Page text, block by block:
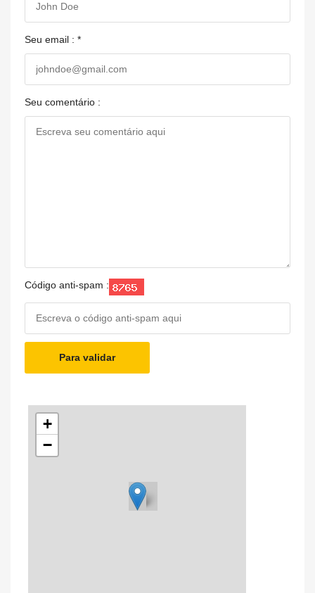
Seu email : *
Seu comentário :
Código anti-spam :
Para validar
+
−